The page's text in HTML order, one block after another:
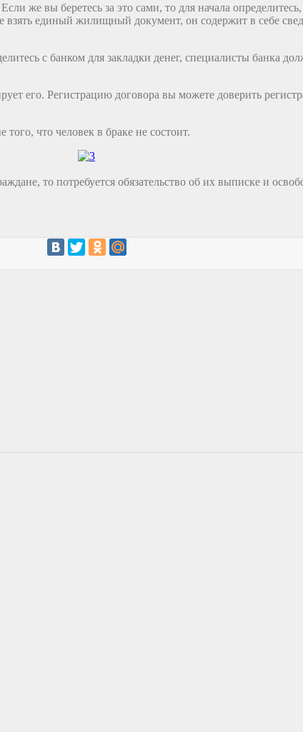
же вы беретесь за это сами, то для начала
единый жилищный документ, он содержит в себе
с банком для закладки денег, специалисты банка
его. Регистрацию договора вы можете доверить
что человек в браке не состоит.
то потребуется обязательство об их выписке и